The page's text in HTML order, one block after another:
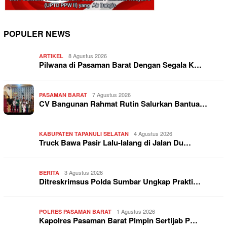
POPULER NEWS
ARTIKEL 8 Agustus 2026
Pilwana di Pasaman Barat Dengan Segala K…
PASAMAN BARAT 7 Agustus 2026
CV Bangunan Rahmat Rutin Salurkan Bantua…
KABUPATEN TAPANULI SELATAN 4 Agustus 2026
Truck Bawa Pasir Lalu-lalang di Jalan Du…
BERITA 3 Agustus 2026
Ditreskrimsus Polda Sumbar Ungkap Prakti…
POLRES PASAMAN BARAT 1 Agustus 2026
Kapolres Pasaman Barat Pimpin Sertijab P…